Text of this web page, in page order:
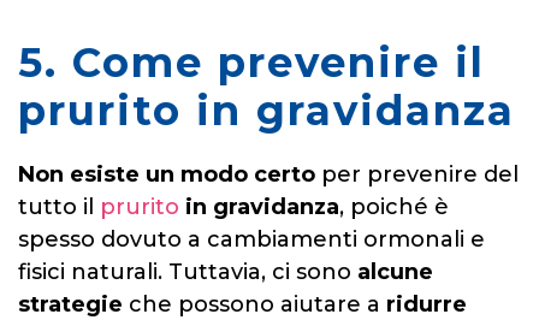
5. Come prevenire il
prurito in gravidanza
Non esiste un modo certo per prevenire del
tutto il prurito in gravidanza, poiché è
spesso dovuto a cambiamenti ormonali e
fisici naturali. Tuttavia, ci sono alcune
strategie che possono aiutare a ridurre